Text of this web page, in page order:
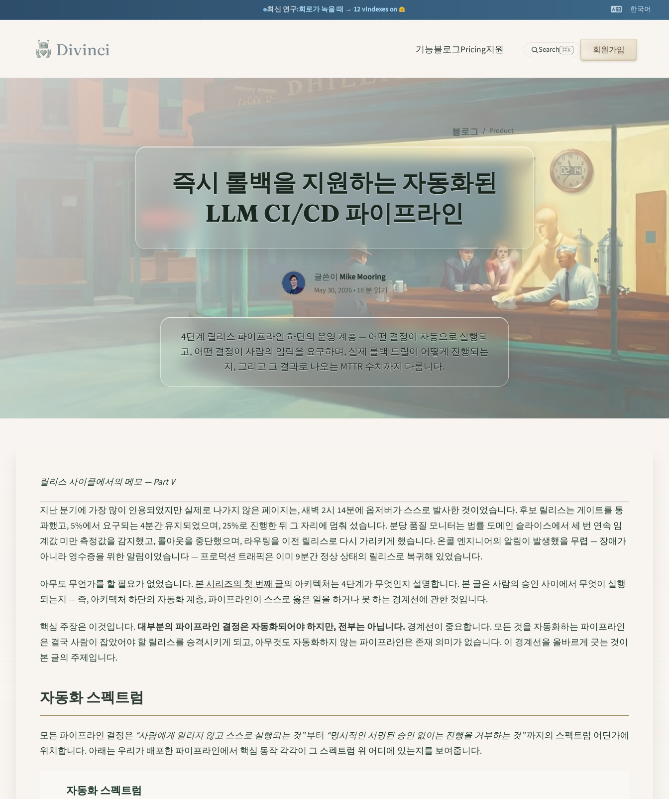
최신 연구:회로가 녹을 때 → ·12 vIndexes on 한국어
Divinci Search ⌘K 회원가입
기능블로그Pricing지원
블로그 / Product
즉시 롤백을 지원하는 자동화된
LLM CI/CD 파이프라인
글쓴이 Mike Mooring
May 30, 2026 • 18 분 읽기
4단계 릴리스 파이프라인 하단의 운영 계층 — 어떤 결정이 자동으로 실행되
고, 어떤 결정이 사람의 입력을 요구하며, 실제 롤백 드릴이 어떻게 진행되는
지, 그리고 그 결과로 나오는 MTTR 수치까지 다룹니다.
릴리스 사이클에서의 메모 — Part V
지난 분기에 가장 많이 인용되었지만 실제로 나가지 않은 페이지는, 새벽 2시 14분에 옵저버가 스스로 발사한 것이었습니다. 후보 릴리스는 게이트를 통
과했고, 5%에서 요구되는 4분간 유지되었으며, 25%로 진행한 뒤 그 자리에 멈춰 섰습니다. 분당 품질 모니터는 법률 도메인 슬라이스에서 세 번 연속 임
계값 미만 측정값을 감지했고, 롤아웃을 중단했으며, 라우팅을 이전 릴리스로 다시 가리키게 했습니다. 온콜 엔지니어의 알림이 발생했을 무렵 — 장애가
아니라 영수증을 위한 알림이었습니다 — 프로덕션 트래픽은 이미 9분간 정상 상태의 릴리스로 복귀해 있었습니다.
아무도 무언가를 할 필요가 없었습니다.본 시리즈의 첫 번째 글의 아키텍처는 4단계가 무엇인지 설명합니다. 본 글은 사람의 승인 사이에서 무엇이 실행
되는지 — 즉, 아키텍처 하단의 자동화 계층, 파이프라인이 스스로 옳은 일을 하거나 못 하는 경계선에 관한 것입니다.
핵심 주장은 이것입니다. 대부분의 파이프라인 결정은 자동화되어야 하지만, 전부는 아닙니다. 경계선이 중요합니다. 모든 것을 자동화하는 파이프라인
은 결국 사람이 잡았어야 할 릴리스를 승격시키게 되고, 아무것도 자동화하지 않는 파이프라인은 존재 의미가 없습니다. 이 경계선을 올바르게 긋는 것이
본 글의 주제입니다.
자동화 스펙트럼
모든 파이프라인 결정은 “사람에게 알리지 않고 스스로 실행되는 것”부터 “명시적인 서명된 승인 없이는 진행을 거부하는 것”까지의 스펙트럼 어딘가에
위치합니다. 아래는 우리가 배포한 파이프라인에서 핵심 동작 각각이 그 스펙트럼 위 어디에 있는지를 보여줍니다.
자동화 스펙트럼